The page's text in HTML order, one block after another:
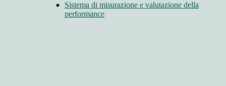
Sistema di misurazione e valutazione della
performance